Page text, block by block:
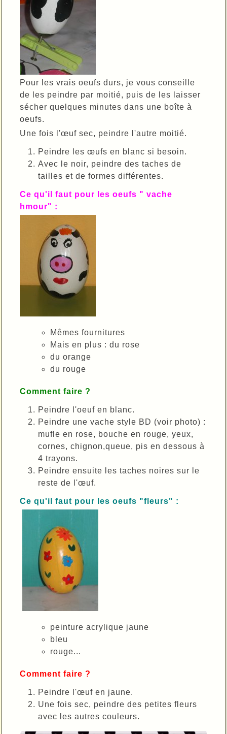
Pour les vrais oeufs durs, je vous conseille
de les peindre par moitié, puis de les laisser
sécher quelques minutes dans une boîte à
oeufs.
Une fois l'œuf sec, peindre l'autre moitié.
Peindre les œufs en blanc si besoin.
Avec le noir, peindre des taches de
tailles et de formes différentes.
Ce qu'il faut pour les oeufs " vache
hmour" :
Mêmes fournitures
Mais en plus : du rose
du orange
du rouge
Comment faire ?
Peindre l'oeuf en blanc.
Peindre une vache style BD (voir photo) :
mufle en rose, bouche en rouge, yeux,
cornes, chignon,queue, pis en dessous à
4 trayons.
Peindre ensuite les taches noires sur le
reste de l'œuf.
Ce qu'il faut pour les oeufs "fleurs" :
peinture acrylique jaune
bleu
rouge...
Comment faire ?
Peindre l'œuf en jaune.
Une fois sec, peindre des petites fleurs
avec les autres couleurs.